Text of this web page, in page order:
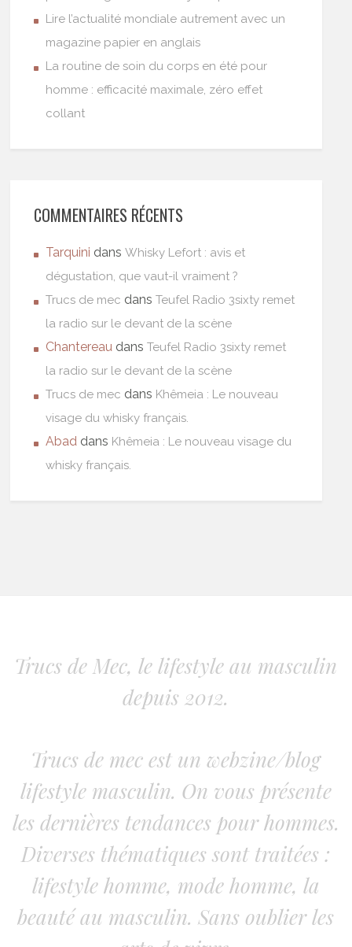
Lire l’actualité mondiale autrement avec un
magazine papier en anglais
La routine de soin du corps en été pour
homme : efficacité maximale, zéro effet
collant
COMMENTAIRES RÉCENTS
Tarquini dansWhisky Lefort : avis et
dégustation, que vaut-il vraiment ?
Trucs de mec dansTeufel Radio 3sixty remet
la radio sur le devant de la scène
Chantereau dansTeufel Radio 3sixty remet
la radio sur le devant de la scène
Trucs de mec dans Khêmeia : Le nouveau
visage du whisky français.
Abad dans Khêmeia : Le nouveau visage du
whisky français.
Trucs de Mec, le lifestyle au masculin
depuis 2012.
Trucs de mec est un webzine/blog
lifestyle masculin. On vous présente
les dernières tendances pour hommes.
Diverses thématiques sont traitées :
lifestyle homme, mode homme, la
beauté au masculin. Sans oublier les